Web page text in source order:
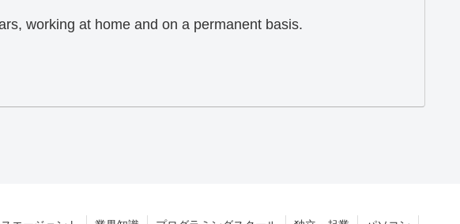
working at home and on a permanent basis.